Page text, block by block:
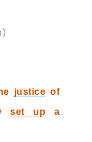
justice of
set up a